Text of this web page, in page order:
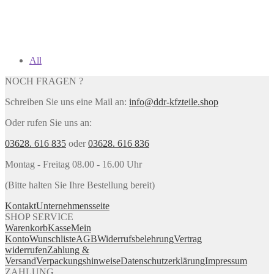
All
NOCH FRAGEN ?
Schreiben Sie uns eine Mail an: info@ddr-kfzteile.shop
Oder rufen Sie uns an:
03628. 616 835 oder03628. 616 836
Montag - Freitag 08.00 - 16.00 Uhr
(Bitte halten Sie Ihre Bestellung bereit)
KontaktUnternehmensseite
SHOP SERVICE
WarenkorbKasseMein
KontoWunschlisteAGBWiderrufsbelehrungVertrag
widerrufenZahlung &
VersandVerpackungshinweiseDatenschutzerklärungImpressum